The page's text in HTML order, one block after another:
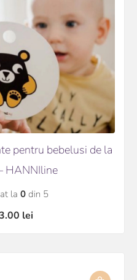
pentru bebelusi de la
HANNIline
la 0din 5
lei